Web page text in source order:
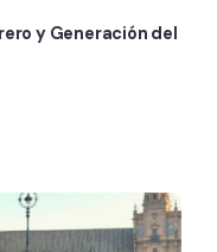
y Generación del